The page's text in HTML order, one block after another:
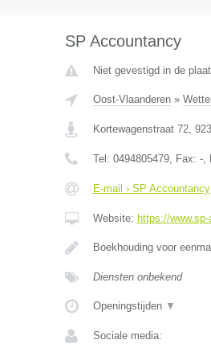
SP Accountancy
Niet gevestigd in de
Oost-Vlaanderen»
Kortewagenstraat 72,
Tel: 0494805479, Fax: -,
E-mail › SP Accountancy
Website: https://
Boekhouding voor
Diensten onbekend
Openingstijden ▼
Sociale media: